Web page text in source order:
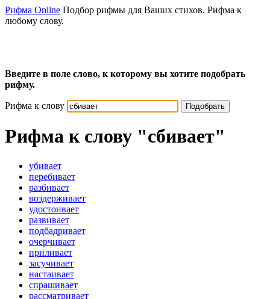
Рифма Online Подбор рифмы для Ваших стихов. Рифма к
любому слову.
Введите в поле слово, к которому вы хотите подобрать
рифму.
Рифма к слову Подобрать
Рифма к слову "сбивает"
убивает
перебивает
разбивает
воздерживает
удостоивает
развивает
подбадривает
очерчивает
приливает
засучивает
настаивает
спрашивает
рассматривает